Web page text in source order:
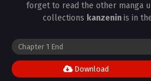
forget to read the other manga
collections kanzeninis in
Download